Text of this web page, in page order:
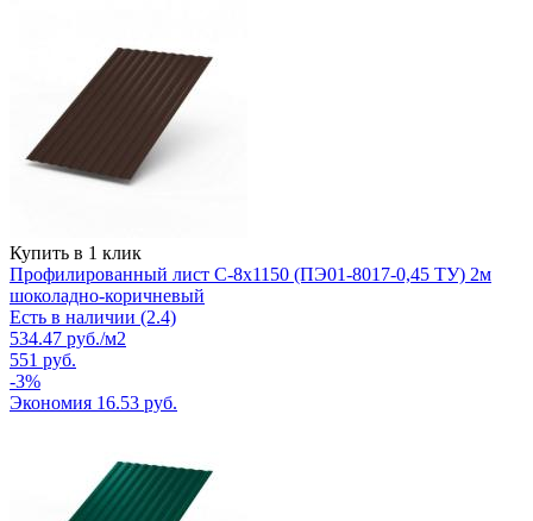
Купить в 1 клик
Профилированный лист С-8х1150 (ПЭ01-8017-0,45 ТУ) 2м
шоколадно-коричневый
Есть в наличии (2.4)
534.47 руб./м2
551 руб.
-3%
Экономия 16.53 руб.